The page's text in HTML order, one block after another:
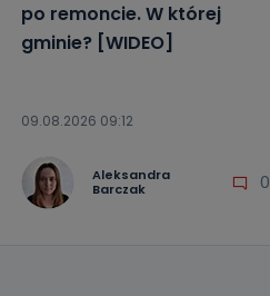
po remoncie. W której
gminie? [WIDEO]
09.08.2026 09:12
Aleksandra
Barczak
0